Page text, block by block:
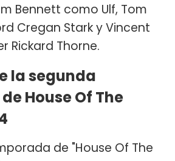
Bennett como Ulf, Tom
Cregan Stark y Vincent
Rickard Thorne.
la segunda
House Of The
de "House Of The